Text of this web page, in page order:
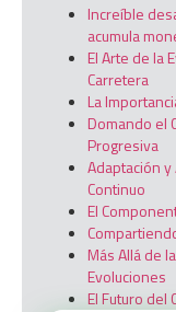
Increíble
acumula
El Arte de la
Carretera
La
Domando el
Progresiva
Adaptación y
Continuo
El
Más Allá de
Evoluciones
El Futuro del